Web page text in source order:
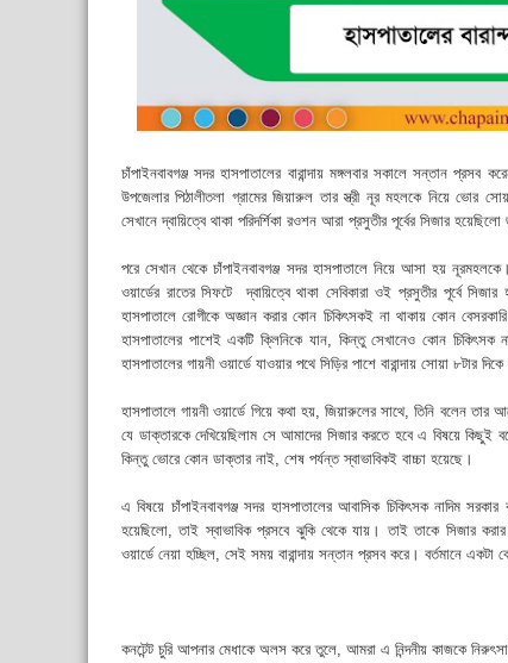
চাঁপাইনবাবগঞ্জ সদর হাসপাতালের বারান্দায় মঙ্গলবার সকালে সন্তান
উপজেলার পিঠালীতলা গ্রামের জিয়ারুল তার স্ত্রী নূর মহলকে নিয়ে ভোর
সেখানে দ্বায়িত্বে থাকা পরিদর্শিকা রওশন আরা প্রসুতীর পূর্বের সিজার
পরে সেখান থেকে চাঁপাইনবাবগঞ্জ সদর হাসপাতালে নিয়ে আসা হয়
ওয়ার্ডের রাতের সিফটে দ্বায়িত্বে থাকা সেবিকারা ওই প্রসুতীর পূর্বে
হাসপাতালে রোগীকে অজ্ঞান করার কোন চিকিৎসকই না থাকায় কোন
হাসপাতালের পাশেই একটি ক্লিনিকে যান, কিন্তু সেখানেও কোন
হাসপাতালের গায়নী ওয়ার্ডে যাওয়ার পথে সিড়ির পাশে বারান্দায় সোয়া ৮টার
হাসপাতালে গায়নী ওয়ার্ডে গিয়ে কথা হয়, জিয়ারুলের সাথে, তিনি বলেন তার
যে ডাক্তারকে দেখিয়েছিলাম সে আমাদের সিজার করতে হবে এ বিষয়ে
কিন্তু ভোরে কোন ডাক্তার নাই, শেষ পর্যন্ত স্বাভাবিকই বাচ্চা হয়েছে।
এ বিষয়ে চাঁপাইনবাবগঞ্জ সদর হাসপাতালের আবাসিক চিকিৎসক নাদিম
হয়েছিলো, তাই স্বাভাবিক প্রসবে ঝুকি থেকে যায়। তাই তাকে সিজার
ওয়ার্ডে নেয়া হচ্ছিল, সেই সময় বারান্দায় সন্তান প্রসব করে। বর্তমানে
কনটেন্ট চুরি আপনার মেধাকে অলস করে তুলে, আমরা এ নিন্দনীয় কাজকে